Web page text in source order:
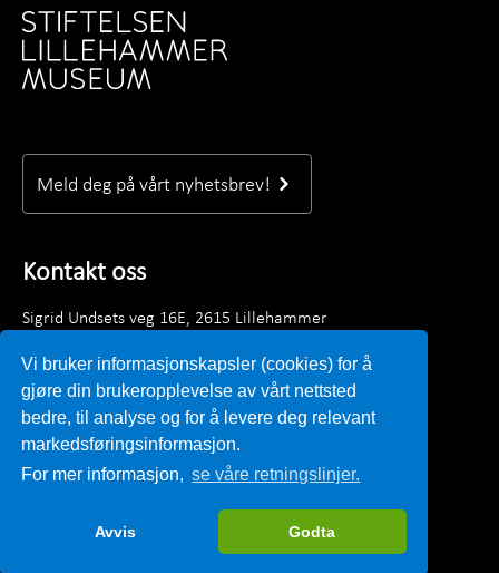
Vi bruker informasjonskapsler (cookies) for å
gjøre din brukeropplevelse av vårt nettsted
bedre, til analyse og for å levere deg relevant
markedsføringsinformasjon.
For mer informasjon, se våre retningslinjer.
Avvis Godta
Meld deg på vårt nyhetsbrev!
Kontakt oss
Sigrid Undsets veg 16E, 2615 Lillehammer
Mandag–fredag kl. 09.00 - 15.30
E-post:post@lillehammermuseum.no
Ansatte